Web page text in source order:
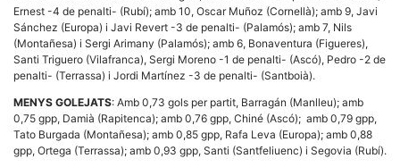
Ernest -4 de penalti- (Rubí); amb 10, Oscar Muñoz (Cornellà); amb 9, Javi
Sánchez (Europa) i Javi Revert -3 de penalti- (Palamós); amb 7, Nils
(Montañesa) i Sergi Arimany (Palamós); amb 6, Bonaventura (Figueres),
Santi Triguero (Vilafranca), Sergi Moreno -1 de penalti- (Ascó), Pedro -2 de
penalti- (Terrassa) i Jordi Martínez -3 de penalti- (Santboià).
MENYS GOLEJATS: Amb 0,73 gols per partit, Barragán (Manlleu); amb
0,75 gpp, Damià (Rapitenca); amb 0,76 gpp, Chiné (Ascó); amb 0,79 gpp,
Tato Burgada (Montañesa); amb 0,85 gpp, Rafa Leva (Europa); amb 0,88
gpp, Ortega (Terrassa); amb 0,93 gpp, Santi (Santfeliuenc) i Segovia (Rubí).
de mirar
només
anuncis,
ofertes i
contingut
personalitzat.